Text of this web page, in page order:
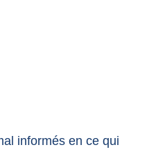
informés en ce qui